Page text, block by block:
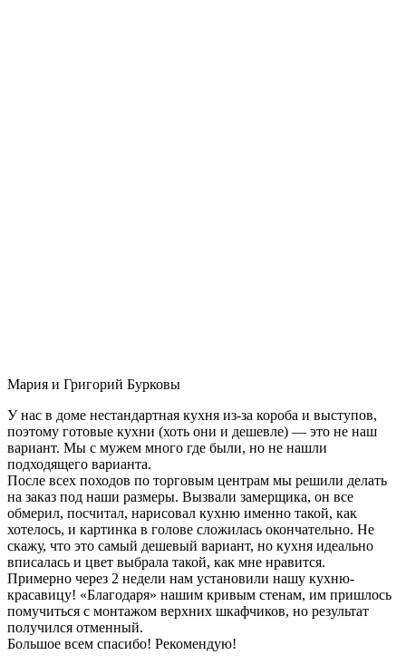
Мария и Григорий Бурковы
У нас в доме нестандартная кухня из-за короба и выступов,
поэтому готовые кухни (хоть они и дешевле) — это не наш
вариант. Мы с мужем много где были, но не нашли
подходящего варианта.
После всех походов по торговым центрам мы решили делать
на заказ под наши размеры. Вызвали замерщика, он все
обмерил, посчитал, нарисовал кухню именно такой, как
хотелось, и картинка в голове сложилась окончательно. Не
скажу, что это самый дешевый вариант, но кухня идеально
вписалась и цвет выбрала такой, как мне нравится.
Примерно через 2 недели нам установили нашу кухню-
красавицу! «Благодаря» нашим кривым стенам, им пришлось
помучиться с монтажом верхних шкафчиков, но результат
получился отменный.
Большое всем спасибо! Рекомендую!